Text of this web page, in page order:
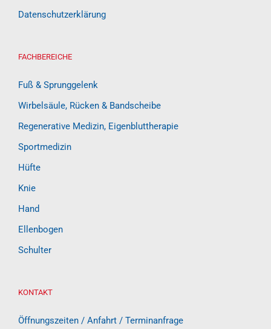
Datenschutzerklärung
FACHBEREICHE
Fuß & Sprunggelenk
Wirbelsäule, Rücken & Bandscheibe
Regenerative Medizin, Eigenbluttherapie
Sportmedizin
Hüfte
Knie
Hand
Ellenbogen
Schulter
KONTAKT
Öffnungszeiten / Anfahrt / Terminanfrage